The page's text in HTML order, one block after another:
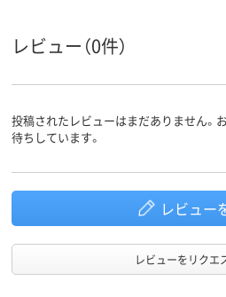
レビュー（0件）
投稿されたレビューはまだありません。
待ちしています。
レビュー
レビューをリクエ